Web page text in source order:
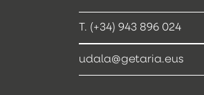
T. (+34) 943 896 024
udala@getaria.eus